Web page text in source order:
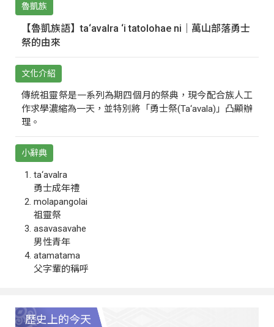
魯凱族
【魯凱族語】ta‘avalra ‘i tatolohae ni｜萬山部落勇士
祭的由來
文化介紹
傳統祖靈祭是一系列為期四個月的祭典，現今配合族人工
作求學濃縮為一天，並特別將「勇士祭(Ta‘avala)」凸顯辦
理。
小辭典
ta‘avalra
勇士成年禮
molapangolai
祖靈祭
asavasavahe
男性青年
atamatama
父字輩的稱呼
歷史上的今天